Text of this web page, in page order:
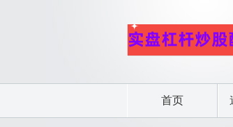
首页